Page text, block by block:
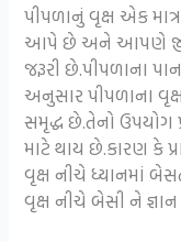
પીપળાનું વૃક્ષ એક
આપે છે અને આપણે
જરૂરી છે.પીપળાના
અનુસાર પીપળાના
સમૃદ્ધ છે.તેનો ઉપયોગ
માટે થાય છે.કારણ કે
વૃક્ષ નીચે ધ્યાનમાં
વૃક્ષ નીચે બેસી ને જ્ઞાન